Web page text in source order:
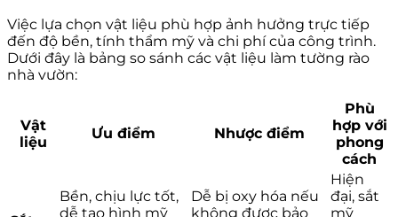
Việc lựa chọn vật liệu phù hợp ảnh hưởng trực tiếp
đến độ bền, tính thẩm mỹ và chi phí của công trình.
Dưới đây là bảng so sánh các vật liệu làm tường rào
nhà vườn:
Vật
liệu
Ưu điểm Nhược điểm
Phù
hợp với
phong
cách
Bền, chịu lực tốt,
dễ tạo hình mỹ
Dễ bị oxy hóa nếu
không được bảo
Hiện
đại, sắt
mỹ